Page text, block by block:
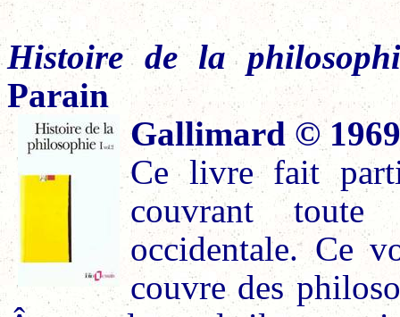
Histoire de la
Parain
Gallimard © 1969
Ce livre fait
couvrant
occidentale. Ce
couvre des